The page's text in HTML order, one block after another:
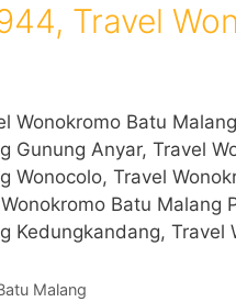
Travel
Batu
Gunung Anyar, Travel
Wonocolo, Travel
Batu Malang
Kedungkandang,
Malang